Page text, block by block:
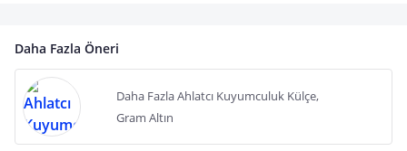
Daha Fazla Öneri
Daha Fazla Ahlatcı Kuyumculuk Külçe,
Gram Altın